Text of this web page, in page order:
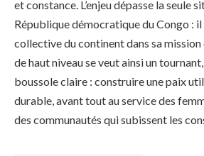
et constance. L’enjeu dépasse la seule
République démocratique du Congo :
collective du continent dans sa mission
de haut niveau se veut ainsi un
boussole claire : construire une paix
durable, avant tout au service des
des communautés qui subissent les